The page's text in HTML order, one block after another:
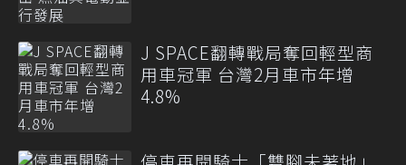
J SPACE翻轉戰局奪回輕型商
用車冠軍 台灣2月車市年增
4.8%